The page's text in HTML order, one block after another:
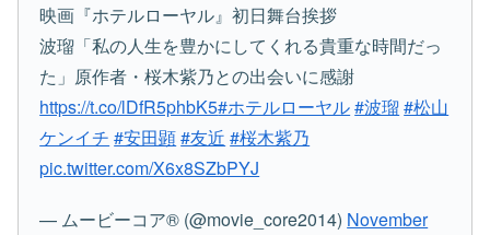
映画『ホテルローヤル』初日舞台挨拶
波瑠「私の人生を豊かにしてくれる貴重な時間だっ
た」原作者・桜木紫乃との出会いに感謝
https://t.co/lDfR5phbK5#ホテルローヤル#波瑠#松山
ケンイチ #安田顕#友近 #桜木紫乃
pic.twitter.com/X6x8SZbPYJ
— ムービーコア®︎ (@movie_core2014) November